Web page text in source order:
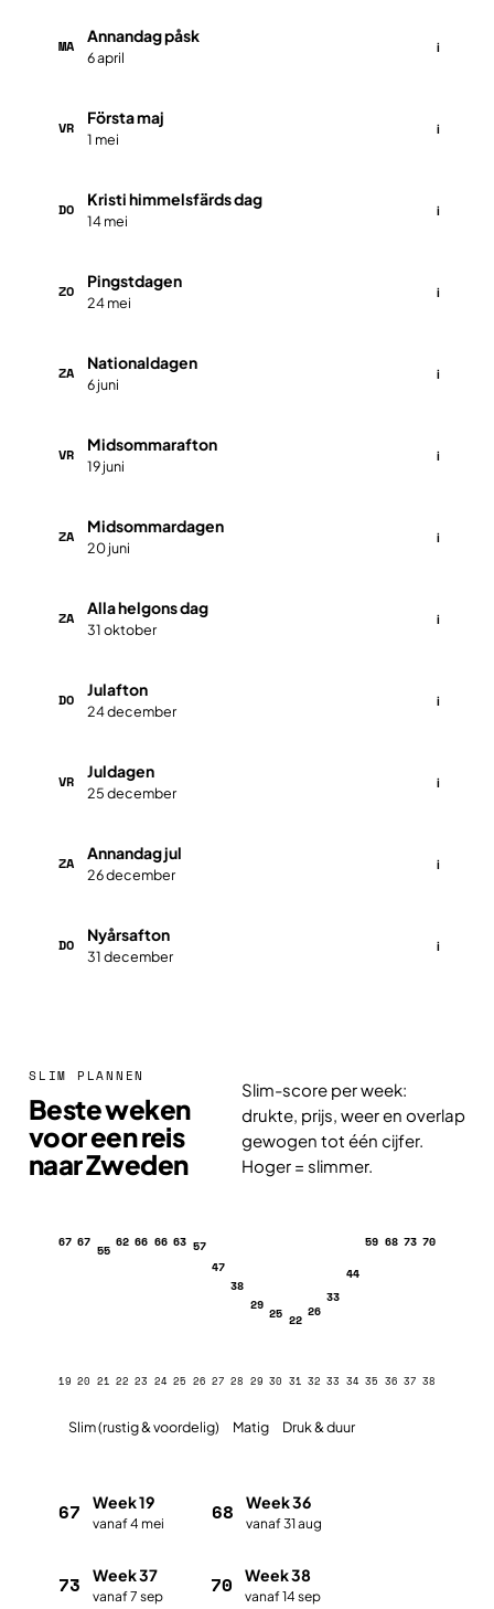
MA
Annandag påsk
6 april
i
VR
Första maj
1 mei
i
DO
Kristi himmelsfärds dag
14 mei
i
ZO
Pingstdagen
24 mei
i
ZA
Nationaldagen
6 juni
i
VR
Midsommarafton
19 juni
i
ZA
Midsommardagen
20 juni
i
ZA
Alla helgons dag
31 oktober
i
DO
Julafton
24 december
i
VR
Juldagen
25 december
i
ZA
Annandag jul
26 december
i
DO
Nyårsafton
31 december
i
SLIM PLANNEN
Beste weken
voor een reis
naar Zweden
Slim-score per week:
drukte, prijs, weer en overlap
gewogen tot één cijfer.
Hoger = slimmer.
67
19
67
20
55
21
62
22
66
23
66
24
63
25
57
26
47
27
38
28
29
29
25
30
22
31
26
32
33
33
44
34
59
35
68
36
73
37
70
38
Slim (rustig & voordelig) Matig Druk & duur
67 Week 19
vanaf 4 mei 68 Week 36
vanaf 31 aug
73 Week 37
vanaf 7 sep 70 Week 38
vanaf 14 sep